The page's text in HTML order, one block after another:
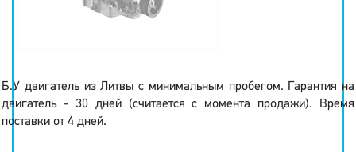
Б.У двигатель из Литвы с минимальным пробегом. Гарантия на
двигатель - 30 дней (считается с момента продажи). Время
поставки от 4 дней.